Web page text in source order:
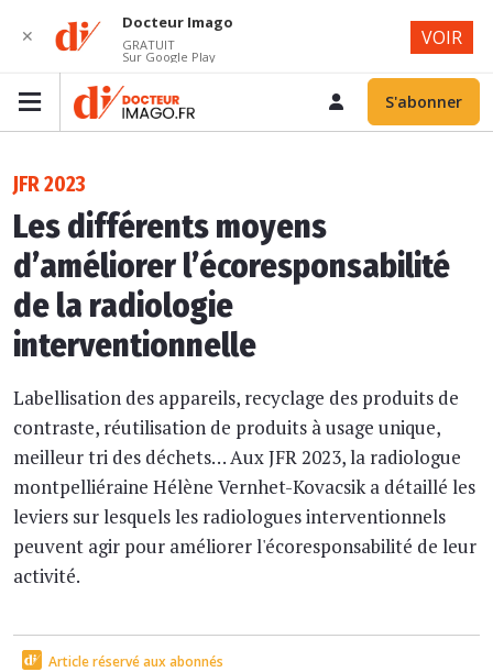
S'abonner
JFR 2023
Les différents moyens
d’améliorer l’écoresponsabilité
de la radiologie
interventionnelle
Labellisation des appareils, recyclage des produits de
contraste, réutilisation de produits à usage unique,
meilleur tri des déchets… Aux JFR 2023, la radiologue
montpelliéraine Hélène Vernhet-Kovacsik a détaillé les
leviers sur lesquels les radiologues interventionnels
peuvent agir pour améliorer l'écoresponsabilité de leur
activité.
Article réservé aux abonnés
✕
Docteur Imago
GRATUIT
Sur Google Play
VOIR